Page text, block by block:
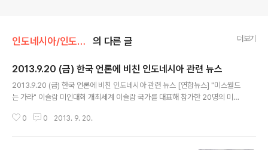
인도네시아/인도네시아 관련 뉴스 의 다른 글 더보기
2013.9.20 (금) 한국 언론에 비친 인도네시아 관련 뉴스
2013.9.20 (금) 한국 언론에 비친 인도네시아 관련 뉴스 [연합뉴스] "미스월드
는 가라" 이슬람 미인대회 개최세계 이슬람 국가를 대표해 참가한 20명의 미인
있는 2013 미스월드 선발대회에 대항해 자카르타에서 열린 이슬람 미인대회에
0 0 2013. 9. 20.